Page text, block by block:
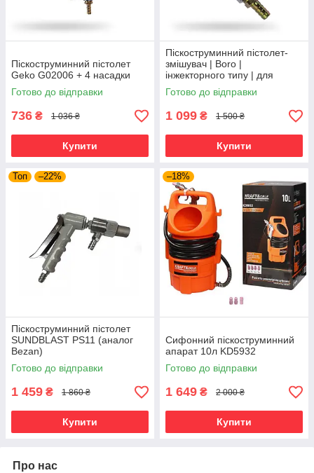
Піскоструминний пістолет
Geko G02006 + 4 насадки
Готово до відправки
736 ₴ 1 036 ₴
Купити
Піскоструминний пістолет-
змішувач | Boro |
інжекторного типу | для
сопел із карбіду бора
Готово до відправки
1 099 ₴ 1 500 ₴
Купити
Топ –22%
Піскоструминний пістолет
SUNDBLAST PS11 (аналог
Bezan)
Готово до відправки
1 459 ₴ 1 860 ₴
Купити
–18%
Сифонний піскоструминний
апарат 10л KD5932
Готово до відправки
1 649 ₴ 2 000 ₴
Купити
Про нас